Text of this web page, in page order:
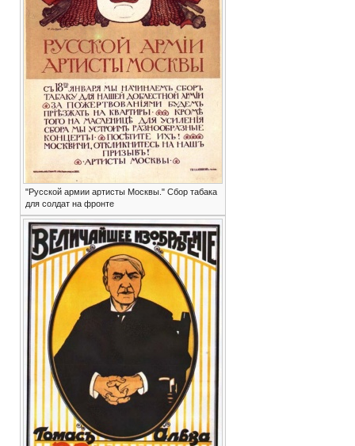
"Русской армии артисты Москвы." Сбор табака
для солдат на фронте